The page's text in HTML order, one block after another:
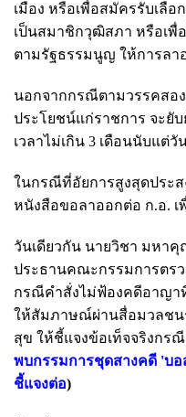
เมือง หรือเพื่อสมัครรับเลือ
เป็นสมาชิกวุฒิสภา หรือเพื่
ตามรัฐธรรมนูญ ให้การล
นอกจากกรณีตามวรรคสอง
ประโยชน์แก่ราชการ จะยั
เวลาไม่เกิน 3 เดือนนับแต่
ในกรณีที่อัยการสูงสุดประ
หนังสือขอลาออกต่อ ก.อ. เ
วันเดียวกัน นายวิชา มหา
ประธานคณะกรรมการตร
กรณีคำสั่งไม่ฟ้องคดีอาญา
ให้สัมภาษณ์ผ่านสื่อมวลชน
สุข ให้ชี้แจงข้อเท็จจริงกร
พบกรรมการชุดสางคดี 'บอ
ชี้แจงต่อ)